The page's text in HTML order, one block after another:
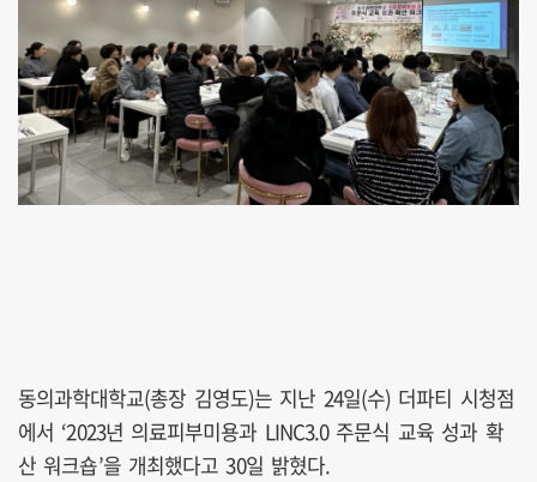
동의과학대학교(총장 김영도)는 지난 24일(수) 더파티 시청점
에서 ‘2023년 의료피부미용과 LINC3.0 주문식 교육 성과 확
산 워크숍’을 개최했다고 30일 밝혔다.